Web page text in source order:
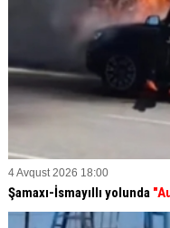
4 Avqust 2026 18:00
Şamaxı-İsmayıllı yolunda